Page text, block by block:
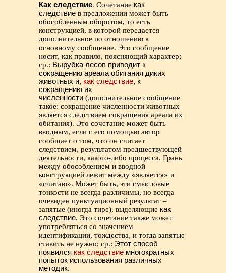
Как следствие. Сочетание как
следствие в предложении может быть
обособленным оборотом, то есть
конструкцией, в которой передается
дополнительное по отношению к
основному сообщение. Это сообщение
носит, как правило, поясняющий характер;
ср.: Вырубка лесов приводит к
сокращению ареала обитания диких
животных и, как следствие, к
сокращению их
численности (дополнительное сообщение
такое: сокращение численности животных
является следствием сокращения ареала их
обитания). Это сочетание может быть
вводным, если с его помощью автор
сообщает о том, что он считает
следствием, результатом предшествующей
деятельности, какого-либо процесса. Грань
между обособлением и вводной
конструкцией лежит между «является» и
«считаю». Может быть, эти смысловые
тонкости не всегда различимы, но всегда
очевиден пунктуационный результат –
запятые (иногда тире), выделяющие как
следствие. Это сочетание также может
употребляться со значением
идентификации, тождества, и тогда запятые
ставить не нужно; ср.: Этот способ
появился как следствие многократных
попыток использования различных
методик.